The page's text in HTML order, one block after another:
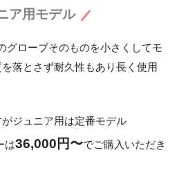
ア用モデル
グローブそのものを小さくしてモ
落とさず耐久性もあり長く使用
ジュニア用は定番モデル
は36,000円〜でご購入いただき